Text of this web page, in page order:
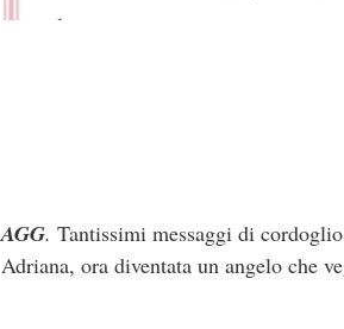
AGG. Tantissimi messaggi di
Adriana, ora diventata un angelo che